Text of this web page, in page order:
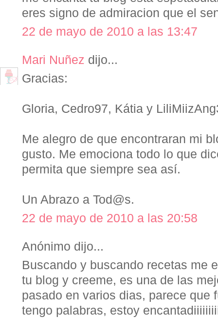
eres signo de admiracion que el
22 de mayo de 2010 a las 13:47
Mari Nuñez dijo...
Gracias:
Gloria, Cedro97, Kátia y
Me alegro de que encontraran mi
gusto. Me emociona todo lo que
permita que siempre sea así.
Un Abrazo a Tod@s.
22 de mayo de 2010 a las 20:58
Anónimo dijo...
Buscando y buscando recetas me
tu blog y creeme, es una de las
pasado en varios dias, parece que
tengo palabras, estoy